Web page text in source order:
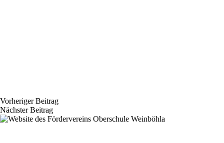
VorherigerBeitrag
NächsterBeitrag